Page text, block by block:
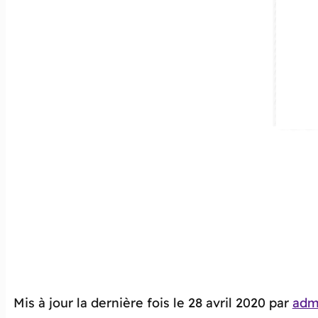
Mis à jour la dernière fois le 28 avril 2020 par